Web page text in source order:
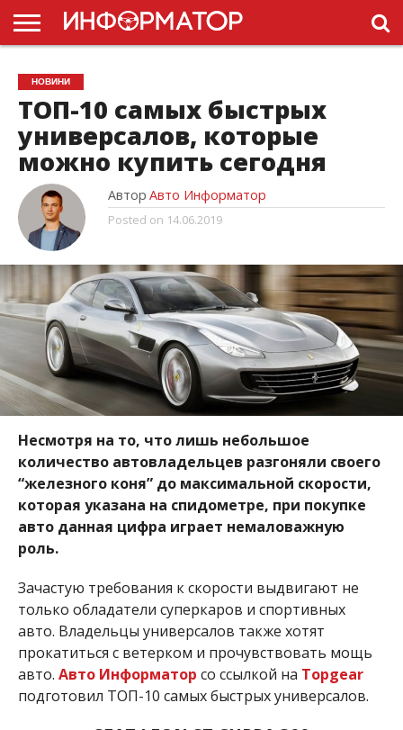
ГОЛОВНА
НОВИНИ
ПДР
УКРАЇНИ
РЕКЛАМА
ПРОЕКТЫ
НОВИНИ
ТОП-10 самых быстрых
универсалов, которые
можно купить сегодня
Автор Авто Информатор
Posted on 14.06.2019
Несмотря на то, что лишь небольшое
количество автовладельцев разгоняли своего
“железного коня” до максимальной скорости,
которая указана на спидометре, при покупке
авто данная цифра играет немаловажную
роль.
Зачастую требования к скорости выдвигают не
только обладатели суперкаров и спортивных
авто. Владельцы универсалов также хотят
прокатиться с ветерком и прочувствовать мощь
авто. Авто Информатор со ссылкой на Topgear
подготовил ТОП-10 самых быстрых универсалов.